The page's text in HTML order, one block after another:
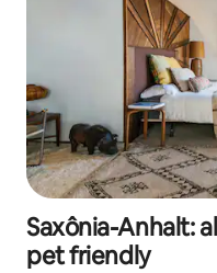
Saxônia-Anhalt:
pet friendly